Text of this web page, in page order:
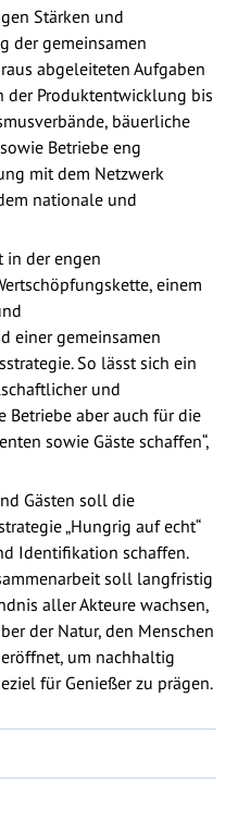
Stärken und
der gemeinsamen
abgeleiteten Aufgaben
der Produktentwicklung bis
bäuerliche
Betriebe eng
mit dem Netzwerk
nationale und
in der engen
einem
einer gemeinsamen
So lässt sich ein
und
Betriebe aber auch für die
sowie Gäste schaffen“,
Gästen soll die
„Hungrig auf echt“
Identifikation schaffen.
soll langfristig
aller Akteure wachsen,
der Natur, den Menschen
um nachhaltig
für Genießer zu prägen.